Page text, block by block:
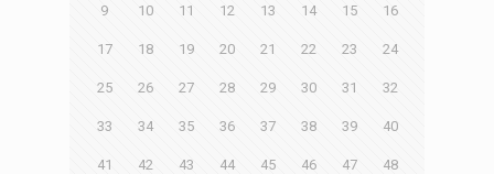
9 10 11 12 13 14 15 16
17 18 19 20 21 22 23 24
25 26 27 28 29 30 31 32
33 34 35 36 37 38 39 40
41 42 43 44 45 46 47 48